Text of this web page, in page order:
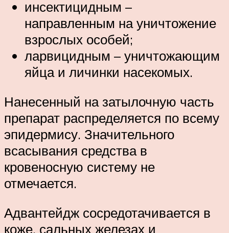
инсектицидным –
направленным на уничтожение
взрослых особей;
ларвицидным – уничтожающим
яйца и личинки насекомых.
Нанесенный на затылочную часть
препарат распределяется по всему
эпидермису. Значительного
всасывания средства в
кровеносную систему не
отмечается.
Адвантейдж сосредотачивается в
коже, сальных железах и